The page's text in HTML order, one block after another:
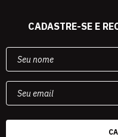
CADASTRE-SE E